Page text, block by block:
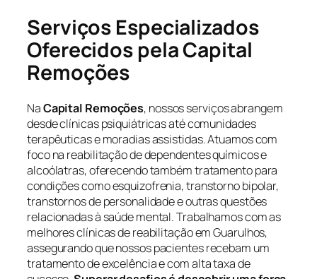
Serviços Especializados
Oferecidos pela Capital
Remoções
NaCapital Remoções, nossos serviços abrangem
desde clínicas psiquiátricas até comunidades
terapêuticas e moradias assistidas. Atuamos com
foco na reabilitação de dependentes químicos e
alcoólatras, oferecendo também tratamento para
condições como esquizofrenia, transtorno bipolar,
transtornos de personalidade e outras questões
relacionadas à saúde mental. Trabalhamos com as
melhores clínicas de reabilitação em Guarulhos,
assegurando que nossos pacientes recebam um
tratamento de excelência e com alta taxa de